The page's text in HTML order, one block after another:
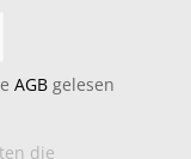
AGB gelesen
die